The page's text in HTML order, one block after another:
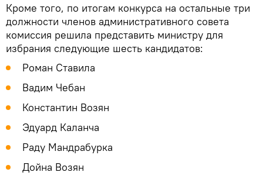
Кроме того, по итогам конкурса на остальные три
должности членов административного совета
комиссия решила представить министру для
избрания следующие шесть кандидатов:
Роман Ставила
Вадим Чебан
Константин Возян
Эдуард Каланча
Раду Мандрабурка
Дойна Возян